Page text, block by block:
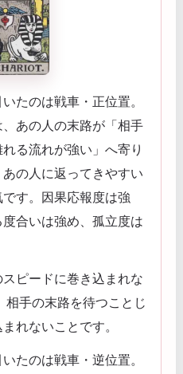
たのは戦車・正位置。
あの人の末路が「相手
る流れが強い」へ寄り
の人に返ってきやすい
す。因果応報度は強
合いは強め、孤立度は
ピードに巻き込まれな
手の末路を待つことじ
れないことです。
たのは戦車・逆位置。